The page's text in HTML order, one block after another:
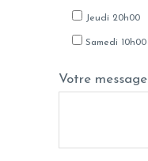
Jeudi 20h00
Samedi 10h00
Votre message